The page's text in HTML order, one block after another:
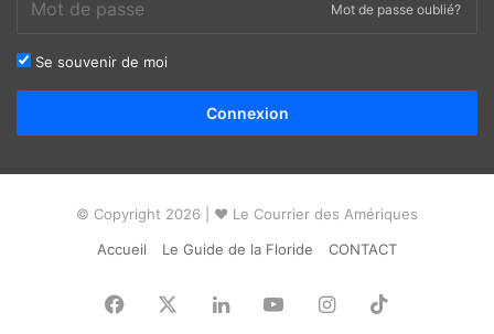
Mot de passe oublié?
Se souvenir de moi
Connexion
© Copyright 2026 | ❤ Le Courrier des Amériques
Accueil
Le Guide de la Floride CONTACT
Facebook LinkedinYouTubeInstagram